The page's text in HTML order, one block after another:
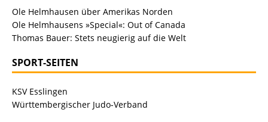
Ole Helmhausen über Amerikas Norden
Ole Helmhausens »Special«: Out of Canada
Thomas Bauer: Stets neugierig auf die Welt
SPORT-SEITEN
KSV Esslingen
Württembergischer Judo-Verband